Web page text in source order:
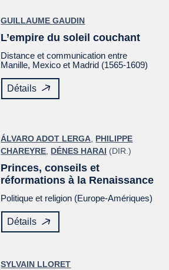
GUILLAUME GAUDIN
L’empire du soleil couchant
Distance et communication entre
Manille, Mexico et Madrid (1565-1609)
Détails
ÁLVARO ADOT LERGA PHILIPPE
CHAREYRE DÉNES HARAI (DIR.)
Princes, conseils et
réformations à la Renaissance
Politique et religion (Europe-Amériques)
Détails
SYLVAIN LLORET